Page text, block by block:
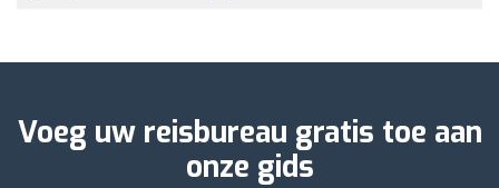
Voeg uw reisbureau gratis toe aan
onze gids